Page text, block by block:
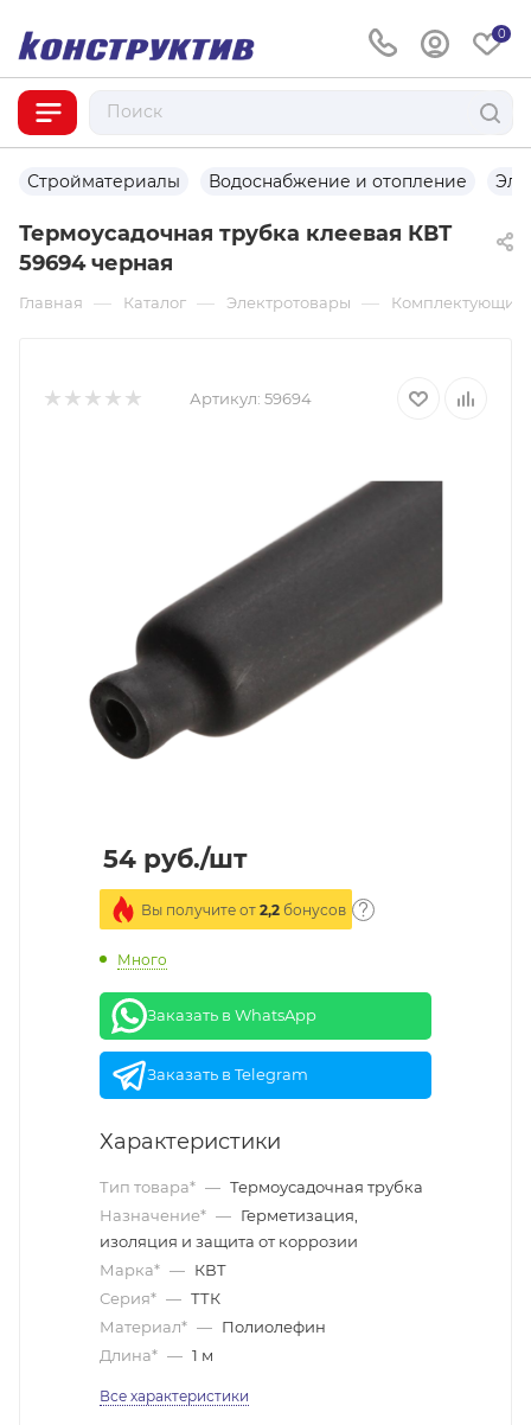
0
Стройматериалы Водоснабжение и отопление
Термоусадочная трубка клеевая КВТ
59694 черная
Главная — Каталог — Электротовары — Комплектующие
Артикул: 59694
54 руб./шт
Вы получите от 2,2 бонусов
Много
Заказать в WhatsApp
Заказать в Telegram
Характеристики
Тип товара* — Термоусадочная трубка
Назначение* — Герметизация,
изоляция и защита от коррозии
Марка* — КВТ
Серия* — ТТК
Материал* — Полиолефин
Длина* — 1 м
Все характеристики